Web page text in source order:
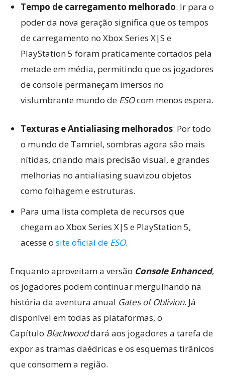
Tempo de carregamento melhorado: Ir para o
poder da nova geração significa que os tempos
de carregamento no Xbox Series X|S e
PlayStation 5 foram praticamente cortados pela
metade em média, permitindo que os jogadores
de console permaneçam imersos no
vislumbrante mundo de ESOcom menos espera.
Texturas e Antialiasing melhorados: Por todo
o mundo de Tamriel, sombras agora são mais
nítidas, criando mais precisão visual, e grandes
melhorias no antialiasing suavizou objetos
como folhagem e estruturas.
Para uma lista completa de recursos que
chegam ao Xbox Series X|S e PlayStation 5,
acesse o site oficial de ESO.
Enquanto aproveitam a versão Console Enhanced,
os jogadores podem continuar mergulhando na
história da aventura anual Gates of Oblivion. Já
disponível em todas as plataformas, o
Capítulo Blackwooddará aos jogadores a tarefa de
expor as tramas daédricas e os esquemas tirânicos
que consomem a região.